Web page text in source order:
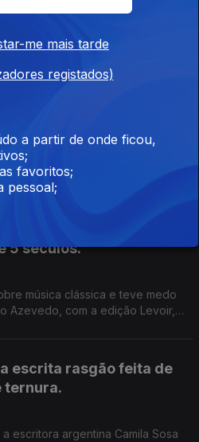
anos anos da morte de Jorge
de Adam Smith, acaba de ser
tradução, introdução e notas
de Luís Caetano na Feira
5 séculos.
música clássica e teve medo
Azevedo, com a edição Levoir,
escrita rasgão feita de
ternura.
escritora argentina Camila Sosa
me mais tarde
registados)
a partir de onde ficou,
favoritos;
pessoal;